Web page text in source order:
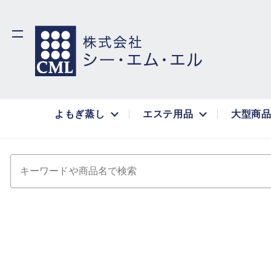
よもぎ蒸し エステ用品 大型商